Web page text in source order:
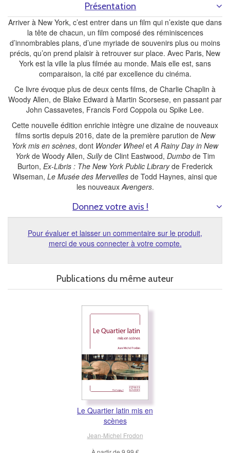
Présentation
Arriver à New York, c’est entrer dans un film qui n’existe que dans
la tête de chacun, un film composé des réminiscences
d’innombrables plans, d’une myriade de souvenirs plus ou moins
précis, qu’on prend plaisir à retrouver sur place. Avec Paris, New
York est la ville la plus filmée au monde. Mais elle est, sans
comparaison, la cité par excellence du cinéma.
Ce livre évoque plus de deux cents films, de Charlie Chaplin à
Woody Allen, de Blake Edward à Martin Scorsese, en passant par
John Cassavetes, Francis Ford Coppola ou Spike Lee.
Cette nouvelle édition enrichie intègre une dizaine de nouveaux
films sortis depuis 2016, date de la première parution de New
York mis en scènes, dont Wonder WheeletA Rainy Day in New
York de Woody Allen, Sullyde Clint Eastwood, Dumbode Tim
Burton, Ex-Libris : The New York Public Libraryde Frederick
Wiseman, Le Musée des Merveilles de Todd Haynes, ainsi que
les nouveauxAvengers.
Donnez votre avis !
Pour évaluer et laisser un commentaire sur le produit,
merci de vous connecter à votre compte.
Publications du même auteur
Le Quartier latin mis en
scènes
Jean-Michel Frodon